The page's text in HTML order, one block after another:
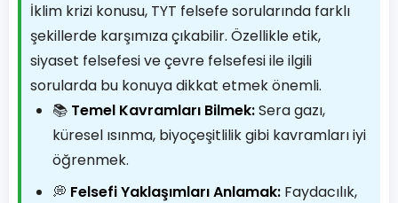
İklim krizi konusu, TYT felsefe sorularında farklı
şekillerde karşımıza çıkabilir. Özellikle etik,
siyaset felsefesi ve çevre felsefesi ile ilgili
sorularda bu konuya dikkat etmek önemli.
📚 Temel Kavramları Bilmek:Sera gazı,
küresel ısınma, biyoçeşitlilik gibi kavramları iyi
öğrenmek.
💭 Felsefi Yaklaşımları Anlamak: Faydacılık,